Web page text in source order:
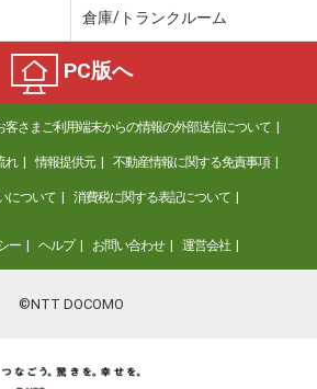
倉庫/トランクルーム
PC版へ
客さまご利用端末からの情報の外部送信について
れ 情報提供元 不動産情報に関する免責事項
について 消費税に関する表記について
ー ヘルプ お問い合わせ 運営会社
©NTT DOCOMO